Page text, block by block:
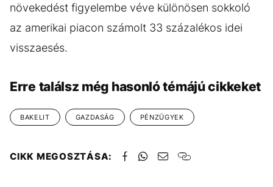
növekedést figyelembe véve különösen sokkoló
az amerikai piacon számolt 33 százalékos idei
visszaesés.
Erre találsz még hasonló témájú cikkeket
BAKELIT GAZDASÁG PÉNZÜGYEK
CIKK MEGOSZTÁSA: